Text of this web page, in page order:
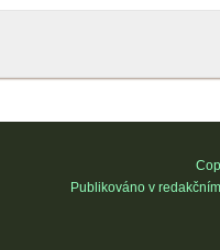
Publikováno v